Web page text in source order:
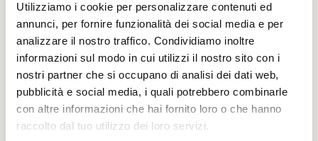
Utilizziamo i cookie per personalizzare contenuti ed
annunci, per fornire funzionalità dei social media e per
analizzare il nostro traffico. Condividiamo inoltre
informazioni sul modo in cui utilizzi il nostro sito con i
nostri partner che si occupano di analisi dei dati web,
pubblicità e social media, i quali potrebbero combinarle
con altre informazioni che hai fornito loro o che hanno
raccolto dal tuo utilizzo dei loro servizi.
diffuso. Il set dedicato a Monet intercetta
inoltre un cambiamento più ampio nel modo
in cui il pubblico si relaziona all’arte. L’opera
non è più solo contemplata, ma ricostruita,
manipolata, attraversata fisicamente
attraverso il gesto costruttivo. L’esperienza
diventa temporale: montare 3.179 pezzi
significa entrare in una relazione lenta con